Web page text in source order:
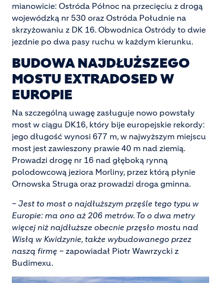
mianowicie: Ostróda Północ na przecięciu z drogą
wojewódzką nr 530 oraz Ostróda Południe na
skrzyżowaniu z DK 16. Obwodnica Ostródy to dwie
jezdnie po dwa pasy ruchu w każdym kierunku.
BUDOWA NAJDŁUŻSZEGO
MOSTU EXTRADOSED W
EUROPIE
Na szczególną uwagę zasługuje nowo powstały
most w ciągu DK16, który bije europejskie rekordy:
jego długość wynosi 677 m, w najwyższym miejscu
most jest zawieszony prawie 40 m nad ziemią.
Prowadzi drogę nr 16 nad głęboką rynną
polodowcową jeziora Morliny, przez którą płynie
Ornowska Struga oraz prowadzi droga gminna.
– Jest to most o najdłuższym przęśle tego typu w
Europie: ma ono aż 206 metrów. To o dwa metry
więcej niż najdłuższe obecnie przęsło mostu nad
Wisłą w Kwidzynie, także wybudowanego przez
naszą firmę – zapowiadał Piotr Wawrzycki z
Budimexu.